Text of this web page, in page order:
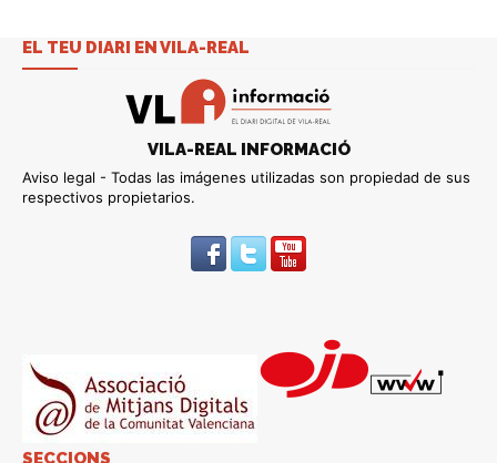
EL TEU DIARI EN VILA-REAL
VILA-REAL INFORMACIÓ
Aviso legal - Todas las imágenes utilizadas son propiedad de sus
respectivos propietarios.
SECCIONS